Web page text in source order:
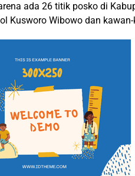
ada 26 titik posko di
Kusworo Wibowo dan